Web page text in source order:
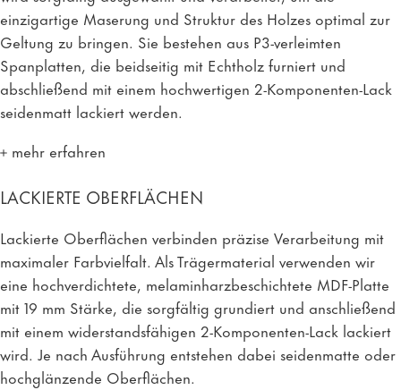
einzigartige Maserung und Struktur des Holzes optimal zur
Geltung zu bringen. Sie bestehen aus P3-verleimten
Spanplatten, die beidseitig mit Echtholz furniert und
abschließend mit einem hochwertigen 2-Komponenten-Lack
seidenmatt lackiert werden.
mehr erfahren
LACKIERTE OBERFLÄCHEN
Lackierte Oberflächen verbinden präzise Verarbeitung mit
maximaler Farbvielfalt. Als Trägermaterial verwenden wir
eine hochverdichtete, melaminharzbeschichtete MDF-Platte
mit 19 mm Stärke, die sorgfältig grundiert und anschließend
mit einem widerstandsfähigen 2-Komponenten-Lack lackiert
wird. Je nach Ausführung entstehen dabei seidenmatte oder
hochglänzende Oberflächen.